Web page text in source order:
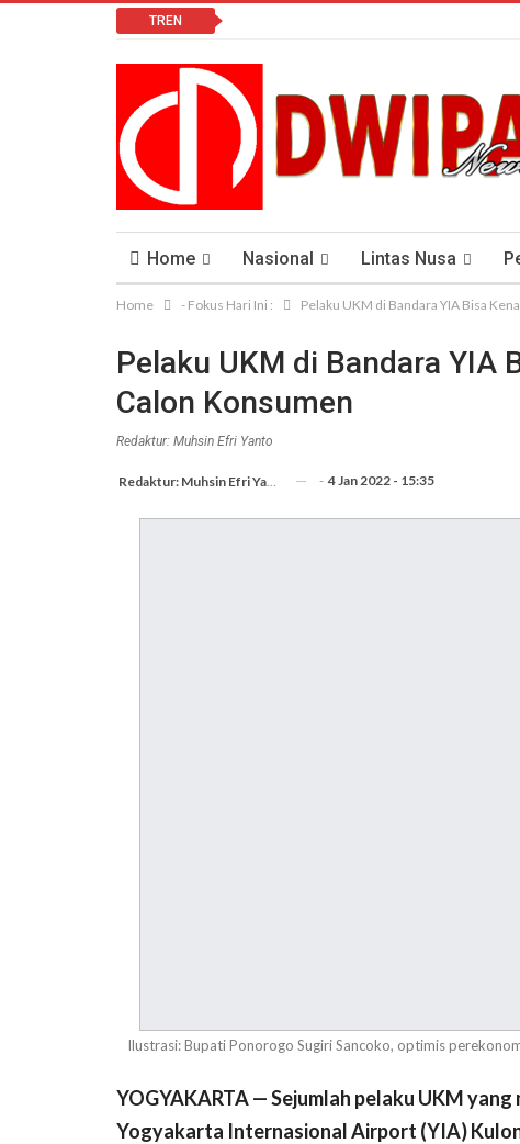
TREN
Home Nasional Lintas Nusa
Lomba Vlog Cendana News Peduli
Home - Fokus Hari Ini : Pelaku UKM di Bandara YIA Bisa
Pelaku UKM di Bandara YIA
Calon Konsumen
Redaktur: Muhsin Efri Yanto
- 4 Jan 2022 - 15:35
Ilustrasi: Bupati Ponorogo Sugiri Sancoko, optimis
YOGYAKARTA — Sejumlah pelaku UKM
Yogyakarta Internasional Airport (YIA)